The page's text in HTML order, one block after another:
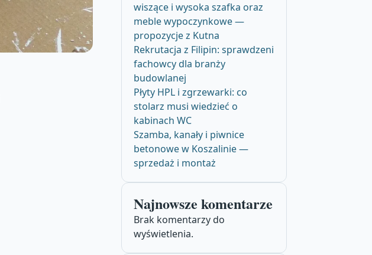
wiszące i wysoka szafka oraz
meble wypoczynkowe —
propozycje z Kutna
Rekrutacja z Filipin: sprawdzeni
fachowcy dla branży
budowlanej
Płyty HPL i zgrzewarki: co
stolarz musi wiedzieć o
kabinach WC
Szamba, kanały i piwnice
betonowe w Koszalinie —
sprzedaż i montaż
Najnowsze komentarze
Brak komentarzy do
wyświetlenia.